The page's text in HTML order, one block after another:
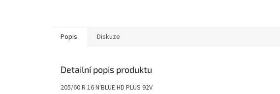
Popis Diskuze
Detailní popis produktu
205/60 R 16 N'BLUE HD PLUS 92V